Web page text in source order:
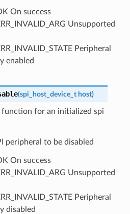
On success
Unsupported
Peripheral
enabled
(spi_host_device_t host)
function for an initialized spi
peripheral to be disabled
On success
Unsupported
Peripheral
disabled